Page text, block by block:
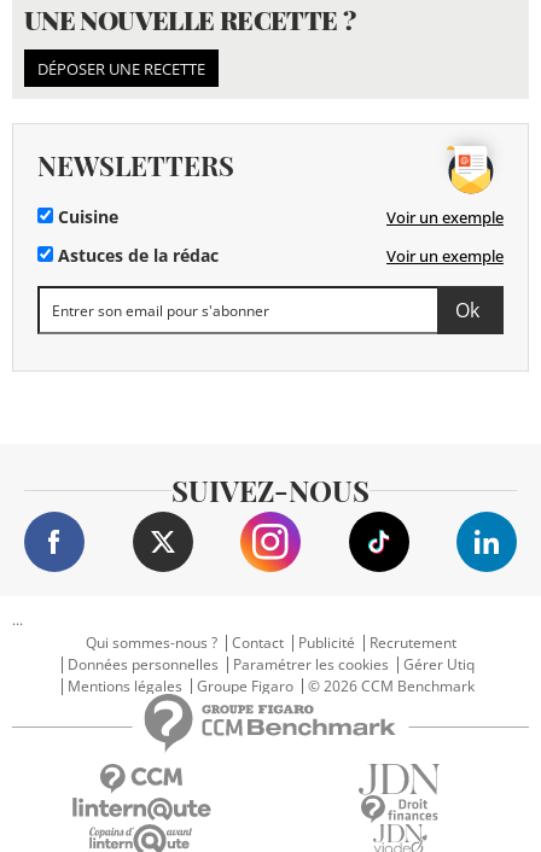
UNE NOUVELLE RECETTE ?
DÉPOSER UNE RECETTE
NEWSLETTERS
Cuisine Voir un exemple
Astuces de la rédac Voir un exemple
SUIVEZ-NOUS
...
Qui sommes-nous ?
Contact Publicité
Recrutement
Données personnelles
Paramétrer les cookies
Gérer Utiq
Mentions légales
Groupe Figaro © 2026 CCM Benchmark